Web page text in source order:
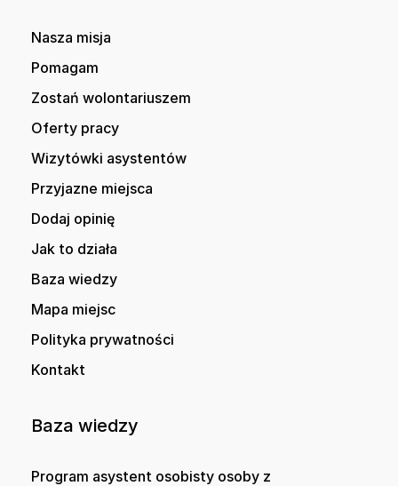
Nasza misja
Pomagam
Zostań wolontariuszem
Oferty pracy
Wizytówki asystentów
Przyjazne miejsca
Dodaj opinię
Jak to działa
Baza wiedzy
Mapa miejsc
Polityka prywatności
Kontakt
Baza wiedzy
Program asystent osobisty osoby z